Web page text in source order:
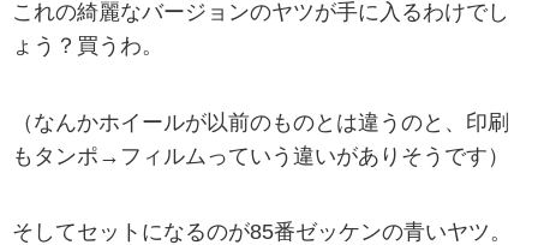
これの綺麗なバージョンのヤツが手に入るわけでし
ょう？買うわ。
（なんかホイールが以前のものとは違うのと、印刷
もタンポ→フィルムっていう違いがありそうです）
そしてセットになるのが85番ゼッケンの青いヤツ。